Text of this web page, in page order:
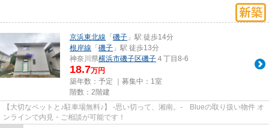
京浜東北線 「 磯子 」駅 徒歩14分
根岸線 「 磯子 」駅 徒歩13分
神奈川県横浜市磯子区磯子 ４丁目8-6
18.7万円
築年数：予定 ｜募集中： 1室
階数：2階建
【大切なペットと♪駐車場無料♪】 -思い切って、湘南。- Blueの取り扱い物件 オ
ンラインで内見・ご相談が可能です！